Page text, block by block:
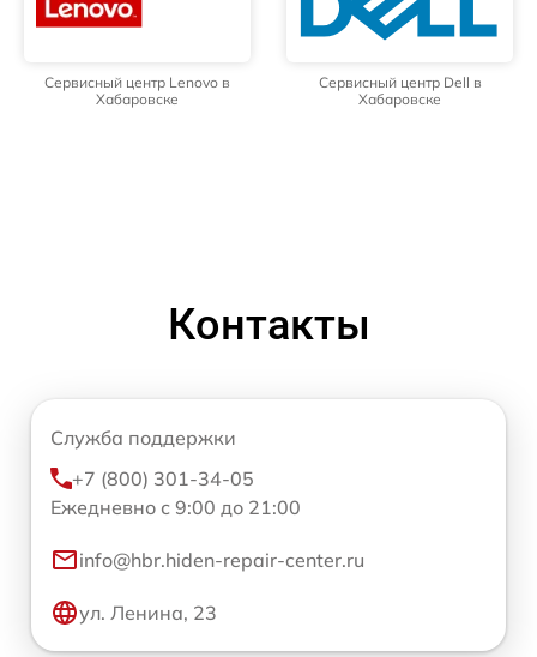
Сервисный центр Lenovo в
Хабаровске
Сервисный центр Dell в
Хабаровске
Контакты
Служба поддержки
+7 (800) 301-34-05
Ежедневно с 9:00 до 21:00
info@hbr.hiden-repair-center.ru
ул. Ленина, 23